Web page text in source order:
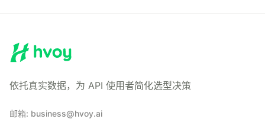
依托真实数据，为 API 使用者简化选型决策
邮箱: business@hvoy.ai